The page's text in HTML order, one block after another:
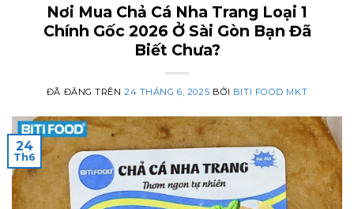
Nơi Mua Chả Cá Nha Trang Loại 1
Chính Gốc 2026 Ở Sài Gòn Bạn Đã
Biết Chưa?
ĐÃ ĐĂNG TRÊN24 THÁNG 6, 2025 BỞI BITI FOOD MKT
24
Th6